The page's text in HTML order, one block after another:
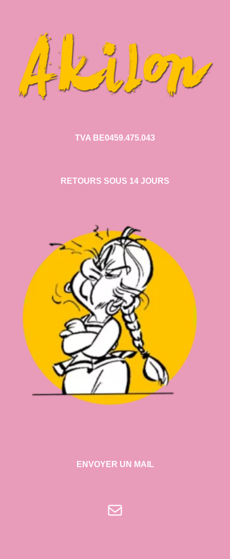
TVA BE0459.475.043
RETOURS SOUS 14 JOURS
ENVOYER UN MAIL
E-mail